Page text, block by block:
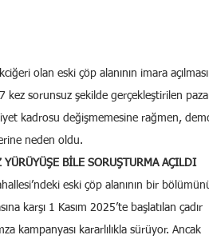
olan eski çöp alanının imara
kez sorunsuz şekilde gerçekleştirilen
kadrosu değişmemesine rağmen,
neden oldu.
YÜRÜYÜŞE BİLE SORUŞTURMA AÇILDI
eski çöp alanının bir
karşı 1 Kasım 2025’te başlatılan çadır
kampanyası kararlılıkla sürüyor. Ancak